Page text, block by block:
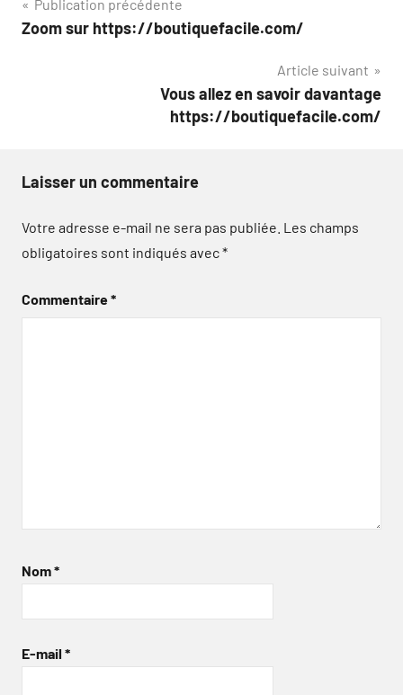
Navigation
de
Publication précédente
Zoom sur https://boutiquefacile.com/
Article suivant
Vous allez en savoir davantage
https://boutiquefacile.com/
Laisser un commentaire
Votre adresse e-mail ne sera pas publiée. Les champs
obligatoires sont indiqués avec*
Commentaire*
Nom*
E-mail *